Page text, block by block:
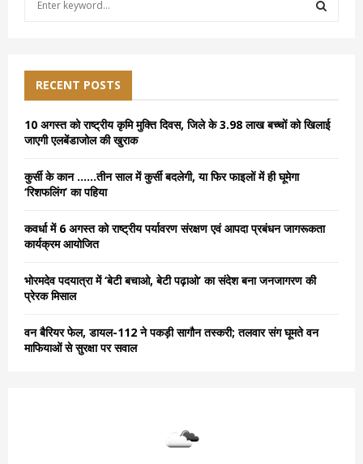
f
o
r
RECENT POSTS
10 अगस्त को राष्ट्रीय कृमि मुक्ति दिवस, जिले के 3.98 लाख बच्चों को खिलाई
जाएगी एलबेंडाजोल की खुराक
कुर्सी के कान ……तीन साल में कुर्सी बदलेगी, या फिर फाइलों में ही घूमेगा
‘रिशफलिंग’ का पहिया
कवर्धा में 6 अगस्त को राष्ट्रीय पर्यावरण संरक्षण एवं आपदा प्रबंधन जागरूकता
कार्यक्रम आयोजित
भोरमदेव पदयात्रा में ‘बेटी बचाओ, बेटी पढ़ाओ’ का संदेश बना जनजागरण की
प्रेरक मिसाल
वन बैरियर फेल, डायल-112 ने पकड़ी सागौन तस्करी; तलवार संग घूमते वन
माफियाओं से सुरक्षा पर सवाल